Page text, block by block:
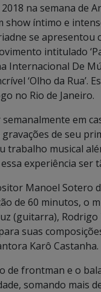
na semana de
show íntimo e
se apresentou
intitulado
Internacional De
‘Olho da Rua’.
no Rio de Janeiro.
em
de seu
trabalho musical
experiência ser
Manoel Sotero
de 60 minutos, o
(guitarra), Rodrigo
suas
Karô Castanha.
de frontman e o
somando mais